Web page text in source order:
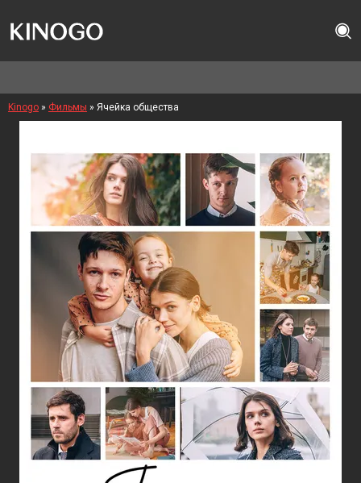
Kinogo » Фильмы » Ячейка общества